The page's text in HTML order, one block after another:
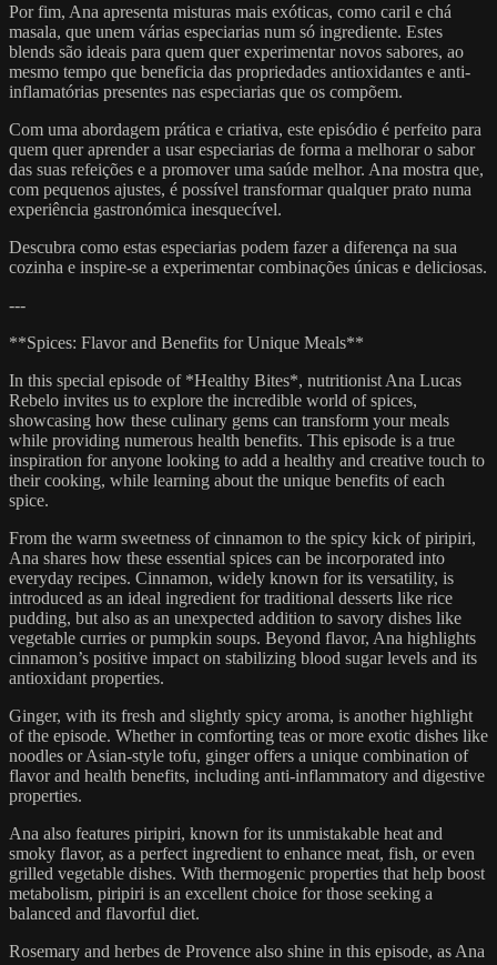
Por fim, Ana apresenta misturas mais exóticas, como caril e chá
masala, que unem várias especiarias num só ingrediente. Estes
blends são ideais para quem quer experimentar novos sabores, ao
mesmo tempo que beneficia das propriedades antioxidantes e anti-
inflamatórias presentes nas especiarias que os compõem.
Com uma abordagem prática e criativa, este episódio é perfeito para
quem quer aprender a usar especiarias de forma a melhorar o sabor
das suas refeições e a promover uma saúde melhor. Ana mostra que,
com pequenos ajustes, é possível transformar qualquer prato numa
experiência gastronómica inesquecível.
Descubra como estas especiarias podem fazer a diferença na sua
cozinha e inspire-se a experimentar combinações únicas e deliciosas.
---
**Spices: Flavor and Benefits for Unique Meals**
In this special episode of *Healthy Bites*, nutritionist Ana Lucas
Rebelo invites us to explore the incredible world of spices,
showcasing how these culinary gems can transform your meals
while providing numerous health benefits. This episode is a true
inspiration for anyone looking to add a healthy and creative touch to
their cooking, while learning about the unique benefits of each
spice.
From the warm sweetness of cinnamon to the spicy kick of piripiri,
Ana shares how these essential spices can be incorporated into
everyday recipes. Cinnamon, widely known for its versatility, is
introduced as an ideal ingredient for traditional desserts like rice
pudding, but also as an unexpected addition to savory dishes like
vegetable curries or pumpkin soups. Beyond flavor, Ana highlights
cinnamon’s positive impact on stabilizing blood sugar levels and its
antioxidant properties.
Ginger, with its fresh and slightly spicy aroma, is another highlight
of the episode. Whether in comforting teas or more exotic dishes like
noodles or Asian-style tofu, ginger offers a unique combination of
flavor and health benefits, including anti-inflammatory and digestive
properties.
Ana also features piripiri, known for its unmistakable heat and
smoky flavor, as a perfect ingredient to enhance meat, fish, or even
grilled vegetable dishes. With thermogenic properties that help boost
metabolism, piripiri is an excellent choice for those seeking a
balanced and flavorful diet.
Rosemary and herbes de Provence also shine in this episode, as Ana